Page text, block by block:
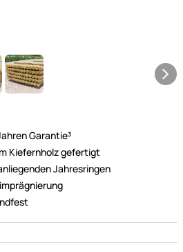
Garantie³
Kiefernholz gefertigt
Jahresringen